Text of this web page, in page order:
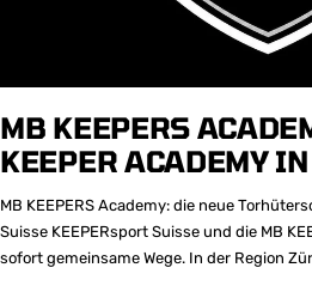
MB KEEPERS
KEEPER ACADEMY
MB KEEPERS Academy: die neue
Suisse KEEPERsport Suisse und die MB
sofort gemeinsame Wege. In der Region